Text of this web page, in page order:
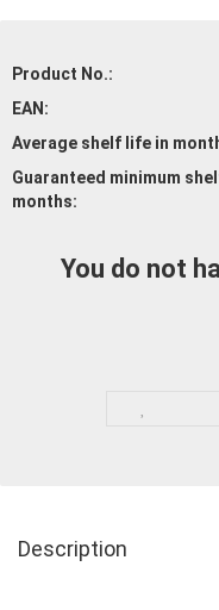
Product No.:
EAN:
Average shelf life in
Guaranteed minimum
months:
You do not
Description